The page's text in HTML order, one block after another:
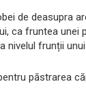
de deasupra
ca fruntea unei
nivelul frunții
păstrarea